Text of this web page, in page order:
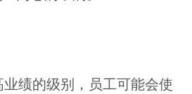
绩的级别，员工可能会使